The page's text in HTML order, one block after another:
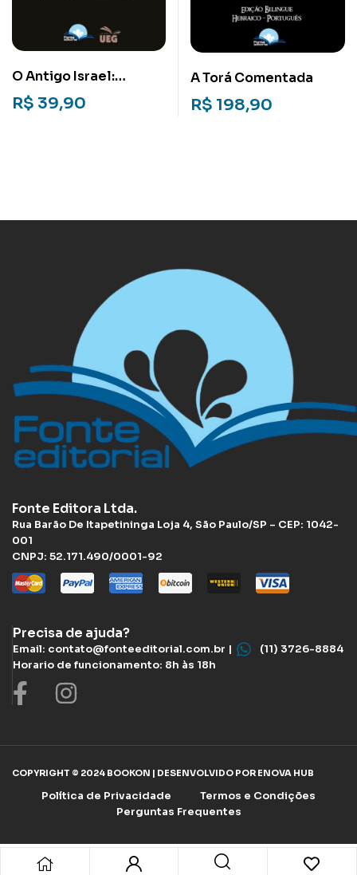
O Antigo Israel:
História, textos e
representações
R$ 39,90
A Torá Comentada
R$ 198,90
Fonte Editora Ltda.
Rua Barão De Itapetininga Loja 4, São Paulo/SP – CEP: 1042-
001
CNPJ: 52.171.490/0001-92
Precisa de ajuda?
Email: contato@fonteeditorial.com.br |
(11) 3726-8884
Horario de funcionamento: 8h às 18h
COPYRIGHT © 2024 BOOKON | DESENVOLVIDO POR ENOVA HUB
Política de Privacidade
Termos e Condições
Perguntas Frequentes